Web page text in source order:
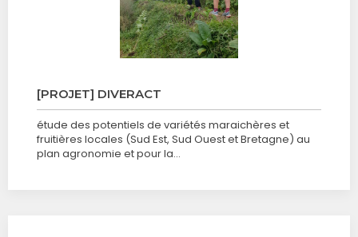
[PROJET] DIVERACT
étude des potentiels de variétés maraichères et
fruitières locales (Sud Est, Sud Ouest et Bretagne) au
plan agronomie et pour la…